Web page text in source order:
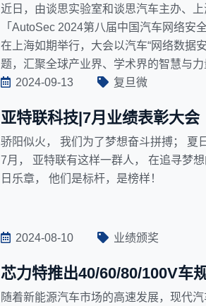
近日，由谈思实验室和谈思汽车主办、
「AutoSec 2024第八届中国汽车网络安
在上海如期举行，大会以汽车“网络数据
题，汇聚全球产业界、学术界的智慧与
市场、新赛道。
2024-09-13 复旦微
亚特联科技|7月业绩表彰大会
骄阳似火， 我们为了梦想奋斗拼搏； 夏
7月， 亚特联有这样一群人， 在追寻梦
日乐章， 他们是标杆，是榜样！
2024-08-10 业绩颁奖
芯力特推出40/60/80/100V车
随着新能源汽车市场的高速发展，现代